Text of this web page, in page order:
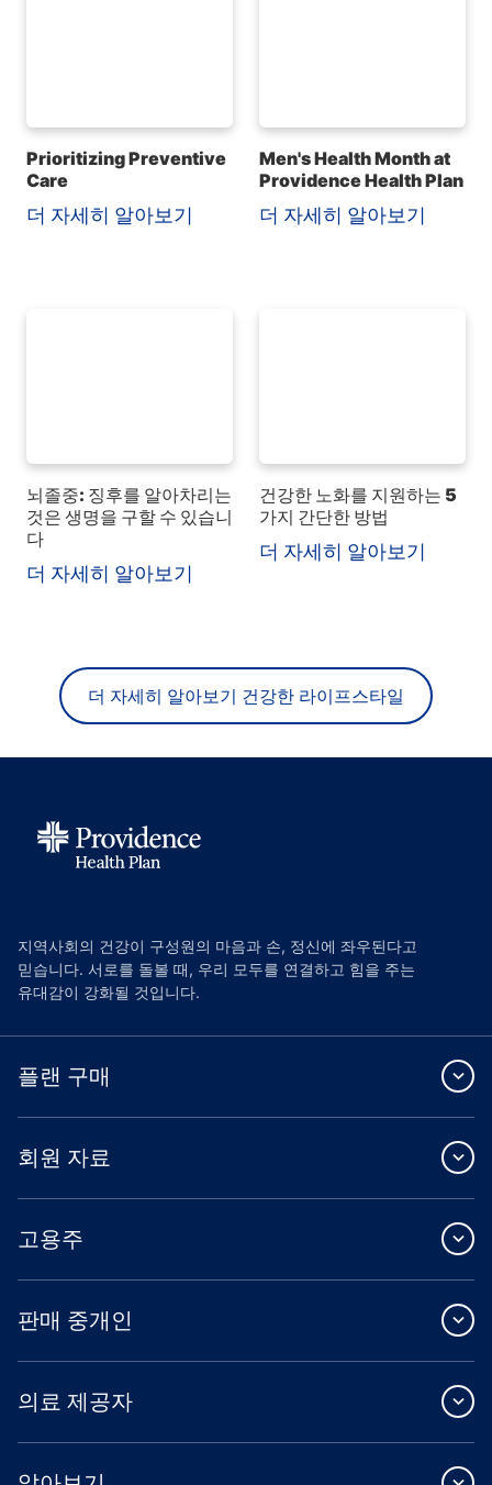
Prioritizing Preventive
Care
더 자세히 알아보기
Men's Health Month at
Providence Health Plan
더 자세히 알아보기
뇌졸중: 징후를 알아차리는
것은 생명을 구할 수 있습니
다
더 자세히 알아보기
건강한 노화를 지원하는 5
가지 간단한 방법
더 자세히 알아보기
더 자세히 알아보기 건강한 라이프스타일
지역사회의 건강이 구성원의 마음과 손, 정신에 좌우된다고
믿습니다. 서로를 돌볼 때, 우리 모두를 연결하고 힘을 주는
유대감이 강화될 것입니다.
플랜 구매
회원 자료
고용주
판매 중개인
의료 제공자